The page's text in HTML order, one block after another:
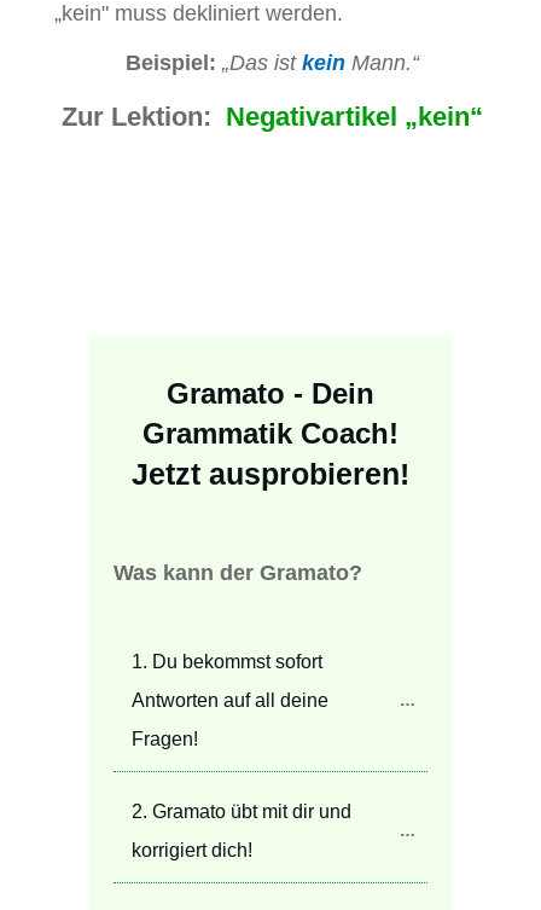
„kein" muss dekliniert werden.
Beispiel: „Das ist keinMann.“
Zur Lektion: Negativartikel „kein“
Gramato - Dein
Grammatik Coach!
Jetzt ausprobieren!
Was kann der Gramato?
1. Du bekommst sofort
Antworten auf all deine
Fragen!
2. Gramato übt mit dir und
korrigiert dich!